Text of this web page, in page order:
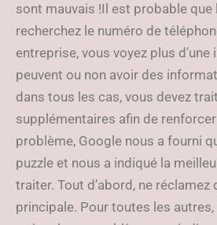
sont mauvais !Il est probable que
recherchez le numéro de
entreprise, vous voyez plus
peuvent ou non avoir des
dans tous les cas, vous devez
supplémentaires afin de
problème, Google nous a fourni
puzzle et nous a indiqué la
traiter. Tout d’abord, ne réclamez
principale. Pour toutes les autres,